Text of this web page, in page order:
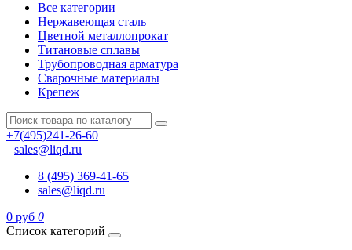
Все категории
Нержавеющая сталь
Цветной металлопрокат
Титановые сплавы
Трубопроводная арматура
Сварочные материалы
Крепеж
+7(495)241-26-60
sales@liqd.ru
8 (495) 369-41-65
sales@liqd.ru
0 руб 0
Список категорий